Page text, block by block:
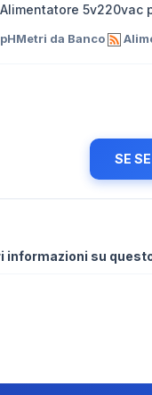
Alimentatore 5v220vac
pHMetri da Banco
SE
informazioni su